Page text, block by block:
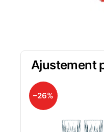
Ajustement
–26%